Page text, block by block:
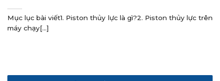
Mục lục bài viết1. Piston thủy lực là gì?2. Piston thủy lực trên
máy chạy[...]